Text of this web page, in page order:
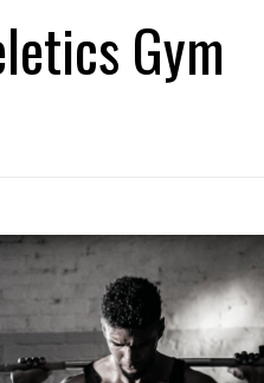
Gym